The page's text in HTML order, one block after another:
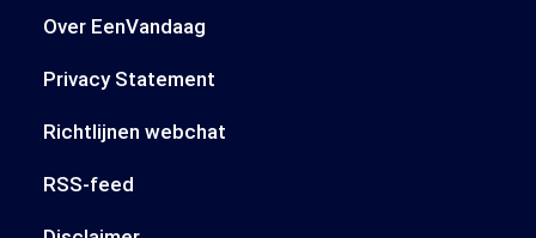
Over EenVandaag
Privacy Statement
Richtlijnen webchat
RSS-feed